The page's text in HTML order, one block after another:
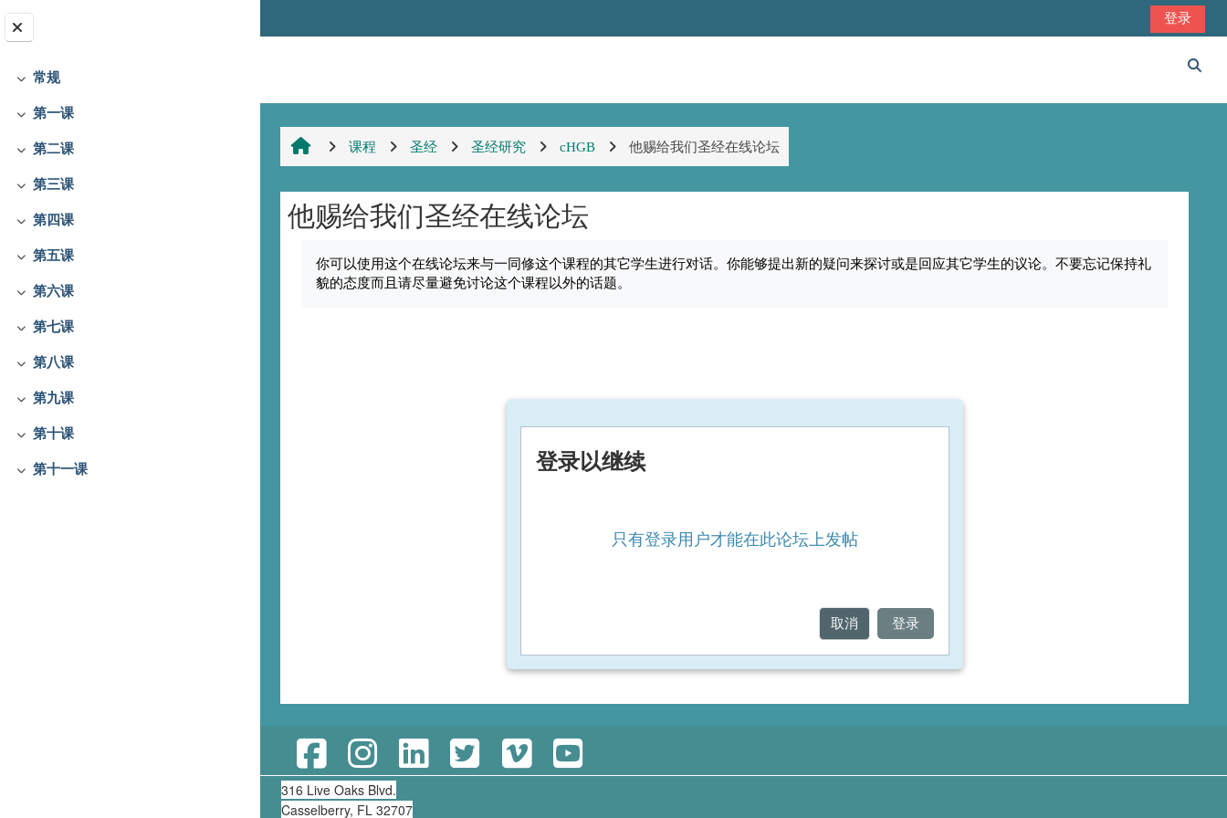
折叠
常规
折叠
第一课
折叠
第二课
折叠
第三课
折叠
第四课
折叠
第五课
折叠
第六课
折叠
第七课
折叠
第八课
折叠
第九课
折叠
第十课
折叠
第十一课
登录
课程 圣经 圣经研究 cHGB 他赐给我们圣经在线论坛
他赐给我们圣经在线论坛
你可以使用这个在线论坛来与一同修这个课程的其它学生进行对话。你能够提出新的疑问来探讨或是回应其它学生的议论。不要忘记保持礼
貌的态度而且请尽量避免讨论这个课程以外的话题。
登录以继续
只有登录用户才能在此论坛上发帖
取消 登录
316 Live Oaks Blvd.
Casselberry, FL 32707